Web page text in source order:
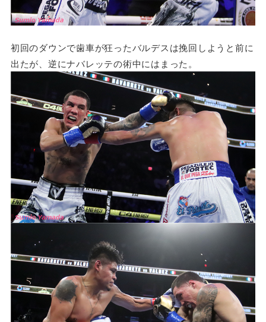
初回のダウンで歯車が狂ったバルデスは挽回しようと前に
出たが、逆にナバレッテの術中にはまった。